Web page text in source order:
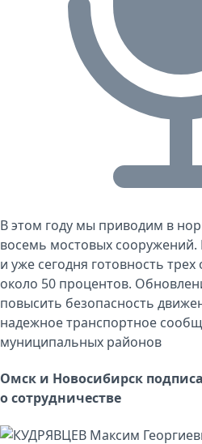
В этом году мы приводим в
восемь мостовых сооружений.
и уже сегодня готовность трех
около 50 процентов.
повысить безопасность
надежное транспортное
муниципальных районов
Омск и Новосибирск
о сотрудничестве